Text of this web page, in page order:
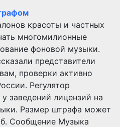
красоты и частных
многомилионные
фоновой музыки.
представители
проверки активно
Регулятор
заведений лицензий на
Размер штрафа может
Сообщение Музыка